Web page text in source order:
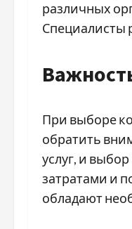
различных
Специалисты
При выборе
обратить
услуг, и
затратами и
обладают